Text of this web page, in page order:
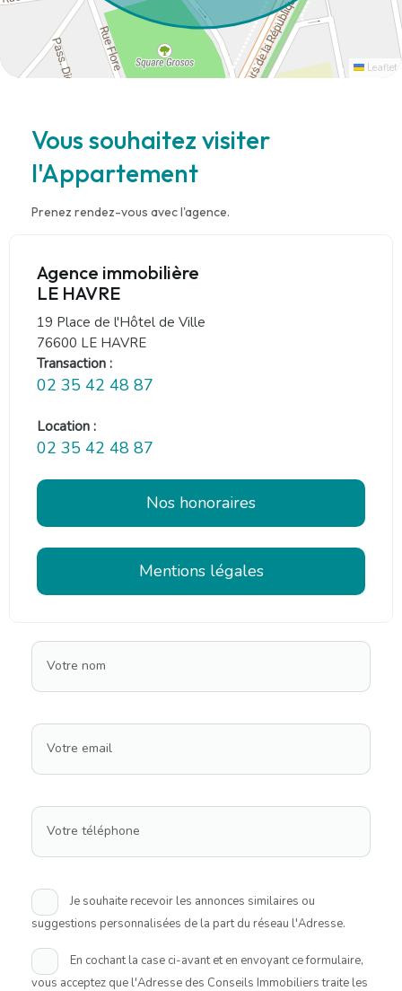
Leaflet
Vous souhaitez visiter
l'Appartement
Prenez rendez-vous avec l'agence.
Agence immobilière
LE HAVRE
19 Place de l'Hôtel de Ville
76600 LE HAVRE
Transaction :
02 35 42 48 87
Location :
02 35 42 48 87
Nos honoraires
Mentions légales
Votre nom
Votre email
Votre téléphone
Je souhaite recevoir les annonces similaires ou
suggestions personnalisées de la part du réseau l'Adresse.
En cochant la case ci-avant et en envoyant ce formulaire,
vous acceptez que l'Adresse des Conseils Immobiliers traite les